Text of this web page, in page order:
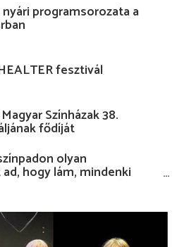
programsorozata a
fesztivál
Színházak 38.
fődíját
olyan
hogy lám, mindenki
magammal…”